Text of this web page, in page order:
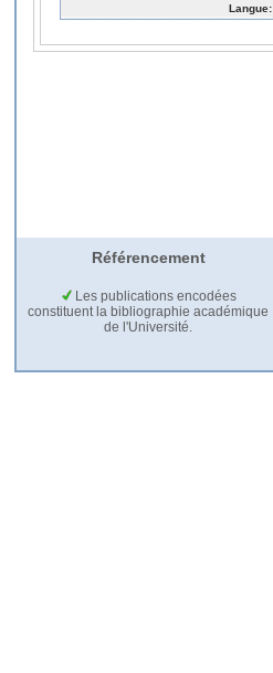
Langue:
Référencement
Les publications encodées
constituent la bibliographie académique
de l'Université.